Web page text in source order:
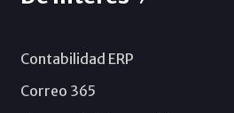
Contabilidad ERP
Correo 365